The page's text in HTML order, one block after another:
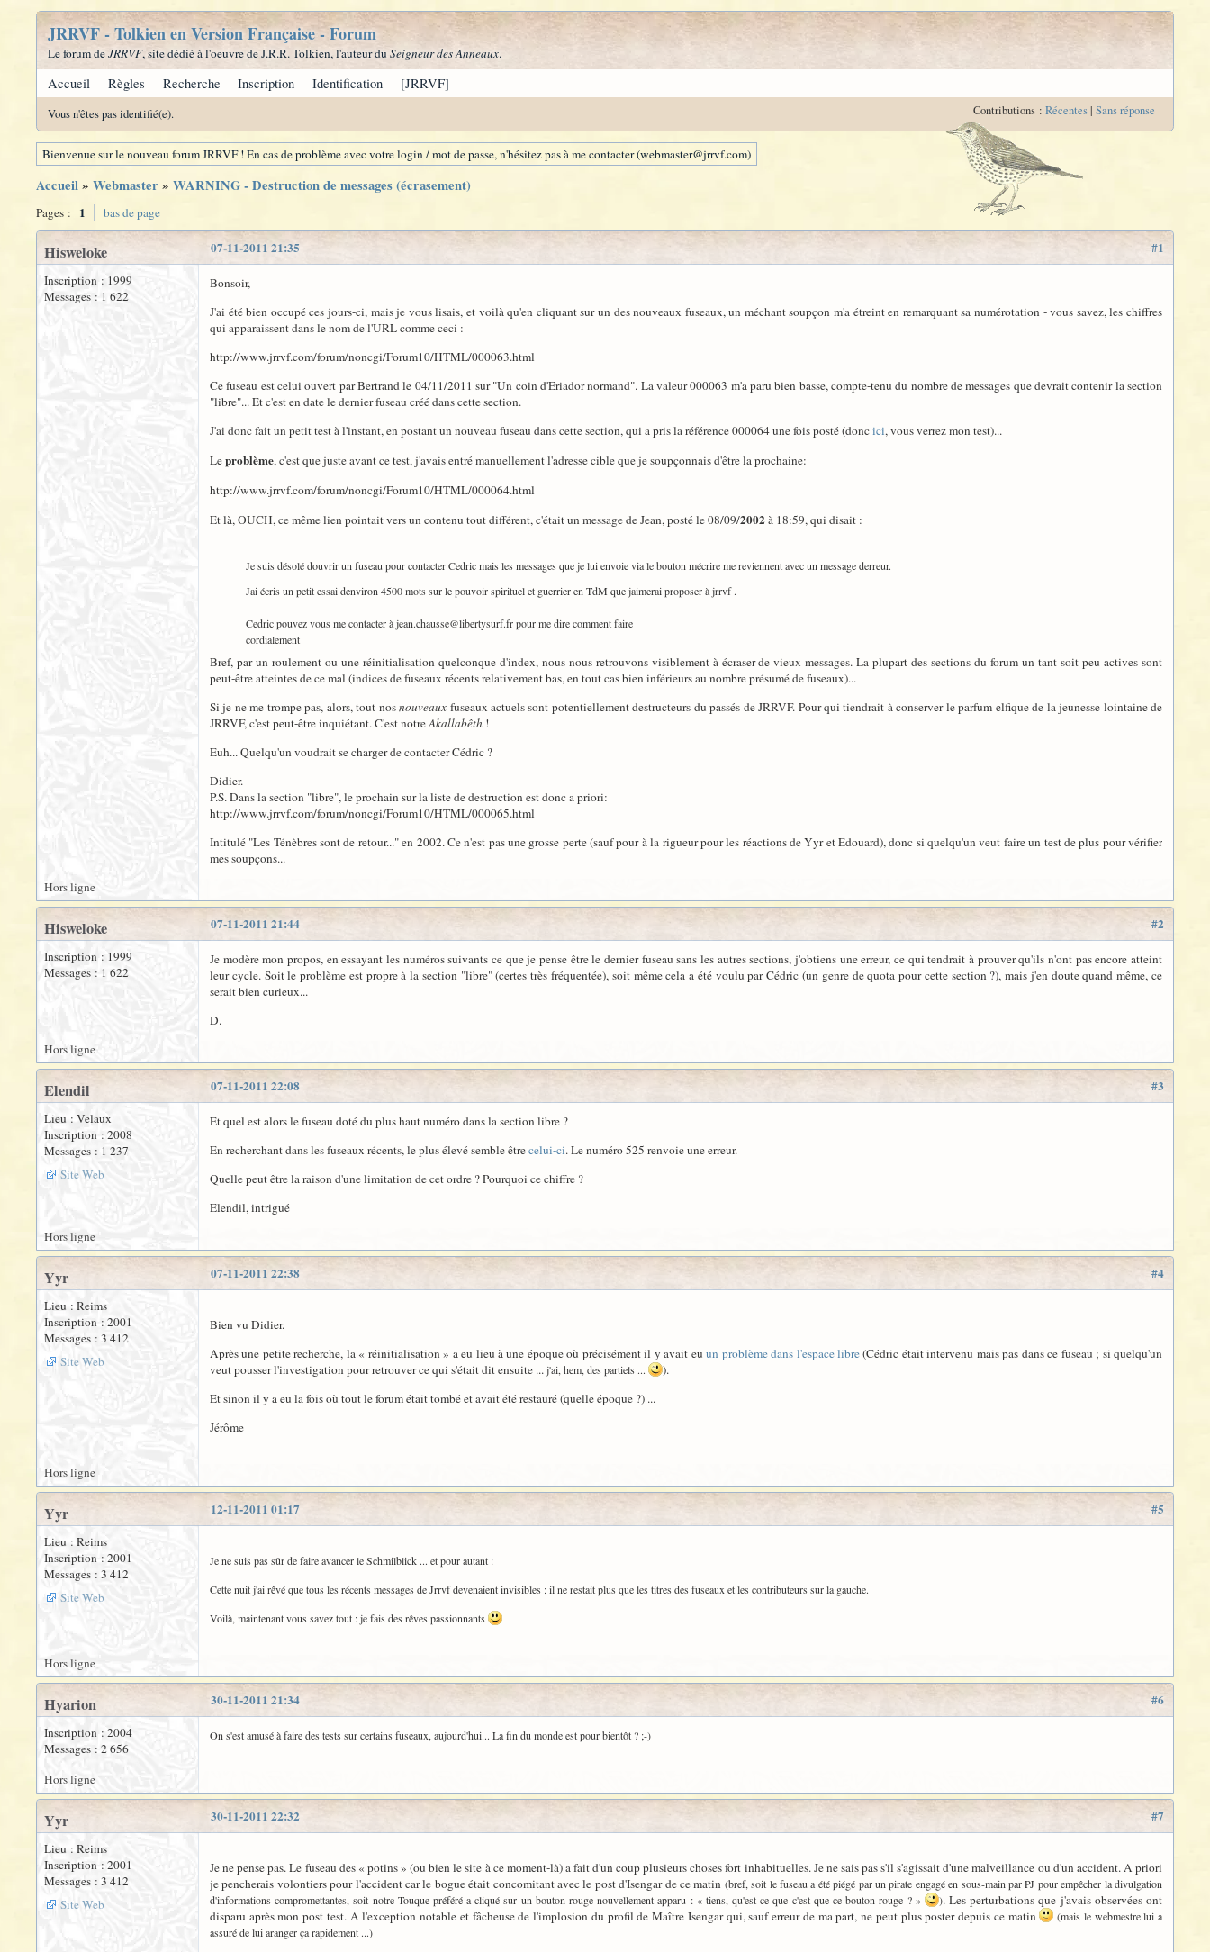
JRRVF - Tolkien en Version Française - Forum
Le forum deJRRVF, site dédié à l'oeuvre de J.R.R. Tolkien, l'auteur du Seigneur des Anneaux.
Accueil Règles Recherche Inscription Identification [JRRVF]
Vous n'êtes pas identifié(e). Contributions : Récentes| Sans réponse
Bienvenue sur le nouveau forum JRRVF ! En cas de problème avec votre login / mot de passe, n'hésitez pas à me contacter (webmaster@jrrvf.com)
Accueil» Webmaster» WARNING - Destruction de messages (écrasement)
Pages : 1 bas de page
#1
07-11-2011 21:35
Hisweloke
Inscription : 1999
Messages : 1 622
Bonsoir,
J'ai été bien occupé ces jours-ci, mais je vous lisais, et voilà qu'en cliquant sur un des nouveaux fuseaux, un méchant soupçon m'a étreint en remarquant sa numérotation - vous savez, les chiffres
qui apparaissent dans le nom de l'URL comme ceci :
http://www.jrrvf.com/forum/noncgi/Forum10/HTML/000063.html
Ce fuseau est celui ouvert par Bertrand le 04/11/2011 sur "Un coin d'Eriador normand". La valeur 000063 m'a paru bien basse, compte-tenu du nombre de messages que devrait contenir la section
"libre"... Et c'est en date le dernier fuseau créé dans cette section.
J'ai donc fait un petit test à l'instant, en postant un nouveau fuseau dans cette section, qui a pris la référence 000064 une fois posté (doncici, vous verrez mon test)...
Leproblème, c'est que juste avant ce test, j'avais entré manuellement l'adresse cible que je soupçonnais d'être la prochaine:
http://www.jrrvf.com/forum/noncgi/Forum10/HTML/000064.html
Et là, OUCH, ce même lien pointait vers un contenu tout différent, c'était un message de Jean, posté le 08/09/2002à 18:59, qui disait :
Je suis désolé douvrir un fuseau pour contacter Cedric mais les messages que je lui envoie via le bouton mécrire me reviennent avec un message derreur.
Jai écris un petit essai denviron 4500 mots sur le pouvoir spirituel et guerrier en TdM que jaimerai proposer à jrrvf .
Cedric pouvez vous me contacter à jean.chausse@libertysurf.fr pour me dire comment faire
cordialement
Bref, par un roulement ou une réinitialisation quelconque d'index, nous nous retrouvons visiblement à écraser de vieux messages. La plupart des sections du forum un tant soit peu actives sont
peut-être atteintes de ce mal (indices de fuseaux récents relativement bas, en tout cas bien inférieurs au nombre présumé de fuseaux)...
Si je ne me trompe pas, alors, tout nosnouveaux fuseaux actuels sont potentiellement destructeurs du passés de JRRVF. Pour qui tiendrait à conserver le parfum elfique de la jeunesse lointaine de
JRRVF, c'est peut-être inquiétant. C'est notreAkallabêth !
Euh... Quelqu'un voudrait se charger de contacter Cédric ?
Didier.
P.S. Dans la section "libre", le prochain sur la liste de destruction est donc a priori:
http://www.jrrvf.com/forum/noncgi/Forum10/HTML/000065.html
Intitulé "Les Ténèbres sont de retour..." en 2002. Ce n'est pas une grosse perte (sauf pour à la rigueur pour les réactions de Yyr et Edouard), donc si quelqu'un veut faire un test de plus pour vérifier
mes soupçons...
Hors ligne
#2
07-11-2011 21:44
Hisweloke
Inscription : 1999
Messages : 1 622
Je modère mon propos, en essayant les numéros suivants ce que je pense être le dernier fuseau sans les autres sections, j'obtiens une erreur, ce qui tendrait à prouver qu'ils n'ont pas encore atteint
leur cycle. Soit le problème est propre à la section "libre" (certes très fréquentée), soit même cela a été voulu par Cédric (un genre de quota pour cette section ?), mais j'en doute quand même, ce
serait bien curieux...
D.
Hors ligne
#3
07-11-2011 22:08
Elendil
Lieu : Velaux
Inscription : 2008
Messages : 1 237
Site Web
Et quel est alors le fuseau doté du plus haut numéro dans la section libre ?
En recherchant dans les fuseaux récents, le plus élevé semble êtrecelui-ci. Le numéro 525 renvoie une erreur.
Quelle peut être la raison d'une limitation de cet ordre ? Pourquoi ce chiffre ?
Elendil, intrigué
Hors ligne
#4
07-11-2011 22:38
Yyr
Lieu : Reims
Inscription : 2001
Messages : 3 412
Site Web
Bien vu Didier.
Après une petite recherche, la « réinitialisation » a eu lieu à une époque où précisément il y avait euun problème dans l'espace libre(Cédric était intervenu mais pas dans ce fuseau ; si quelqu'un
veut pousser l'investigation pour retrouver ce qui s'était dit ensuite ...j'ai, hem, des partiels ...
).
Et sinon il y a eu la fois où tout le forum était tombé et avait été restauré (quelle époque ?) ...
Jérôme
Hors ligne
#5
12-11-2011 01:17
Yyr
Lieu : Reims
Inscription : 2001
Messages : 3 412
Site Web
Je ne suis pas sûr de faire avancer le Schmilblick ... et pour autant :
Cette nuit j'ai rêvé que tous les récents messages de Jrrvf devenaient invisibles ; il ne restait plus que les titres des fuseaux et les contributeurs sur la gauche.
Voilà, maintenant vous savez tout : je fais des rêves passionnants
Hors ligne
#6
30-11-2011 21:34
Hyarion
Inscription : 2004
Messages : 2 656
On s'est amusé à faire des tests sur certains fuseaux, aujourd'hui... La fin du monde est pour bientôt ? ;-)
Hors ligne
#7
30-11-2011 22:32
Yyr
Lieu : Reims
Inscription : 2001
Messages : 3 412
Site Web
Je ne pense pas. Le fuseau des « potins » (ou bien le site à ce moment-là) a fait d'un coup plusieurs choses fort inhabituelles. Je ne sais pas s'il s'agissait d'une malveillance ou d'un accident. A priori
je pencherais volontiers pour l'accident car le bogue était concomitant avec le post d'Isengar de ce matin (bref, soit le fuseau a été piégé par un pirate engagé en sous-main par PJ pour empêcher la divulgation
d'informations compromettantes, soit notre Touque préféré a cliqué sur un bouton rouge nouvellement apparu : « tiens, qu'est ce que c'est que ce bouton rouge ? »
). Les perturbations que j'avais observées ont
disparu après mon post test. À l'exception notable et fâcheuse de l'implosion du profil de Maître Isengar qui, sauf erreur de ma part, ne peut plus poster depuis ce matin
(mais le webmestre lui a
assuré de lui aranger ça rapidement ...)